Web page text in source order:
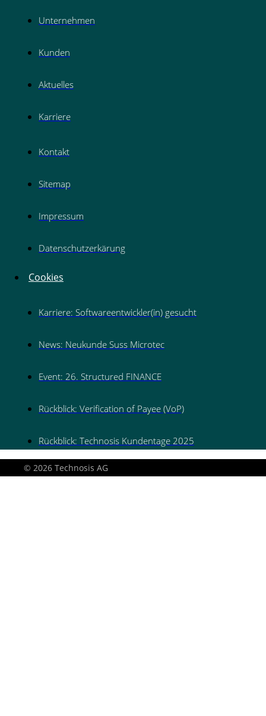
Unternehmen
Kunden
Aktuelles
Karriere
Kontakt
Sitemap
Impressum
Datenschutzerkärung
Cookies
Karriere: Softwareentwickler(in) gesucht
News: Neukunde Suss Microtec
Event: 26. Structured FINANCE
Rückblick: Verification of Payee (VoP)
Rückblick: Technosis Kundentage 2025
© 2026 Technosis AG